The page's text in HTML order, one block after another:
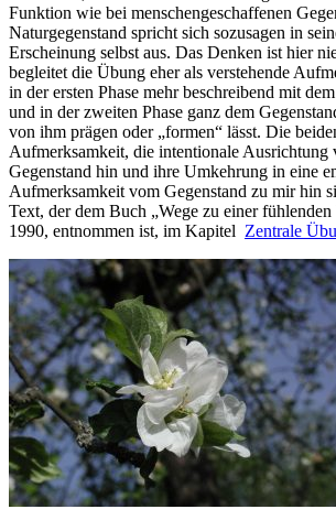
Funktion wie bei menschengeschaffenen
Naturgegenstand spricht sich sozusagen in
Erscheinung selbst aus. Das Denken ist hier
begleitet die Übung eher als verstehende
in der ersten Phase mehr beschreibend mit
und in der zweiten Phase ganz dem
von ihm prägen oder „formen“ lässt. Die
Aufmerksamkeit, die intentionale Ausrichtung
Gegenstand hin und ihre Umkehrung in eine
Aufmerksamkeit vom Gegenstand zu mir hin
Text, der dem Buch „Wege zu einer fühlenden
1990, entnommen ist, im Kapitel Zentrale